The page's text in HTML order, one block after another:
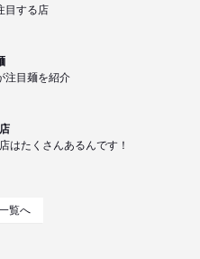
目する店
注目麺を紹介
はたくさんあるんです！
覧へ